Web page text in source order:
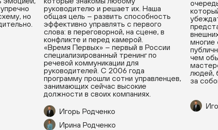
но
руководителю и решает их. Наша
общая цель – развить способность
эффективно управлять с первого
слова: в переговорной, на сцене, в
конфликте и перед камерой.
«Время Первых» – первый в России
специализированный тренинг по
речевой коммуникации для
руководителей. С 2006 года
программу прошли сотни управленцев,
занимающих сейчас высокие
должности в своих компаниях.
Игорь Родченко
Ирина Родченко
многие
чем
людей,
за